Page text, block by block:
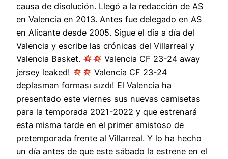
causa de disolución. Llegó a la redacción de AS
en Valencia en 2013. Antes fue delegado en AS
en Alicante desde 2005. Sigue el día a día del
Valencia y escribe las crónicas del Villarreal y
Valencia Basket.
Valencia CF 23-24 away
jersey leaked!
Valencia CF 23-24
deplasman forması sızdı! El Valencia ha
presentado este viernes sus nuevas camisetas
para la temporada 2021-2022 y que estrenará
esta misma tarde en el primer amistoso de
pretemporada frente al Villarreal. Y lo ha hecho
un día antes de que este sábado la estrene en el